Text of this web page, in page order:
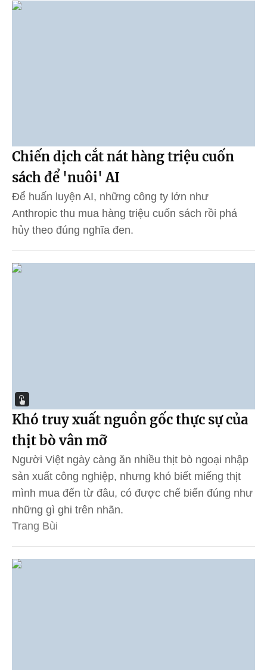
Chiến dịch cắt nát hàng triệu cuốn
sách để 'nuôi' AI
Để huấn luyện AI, những công ty lớn như
Anthropic thu mua hàng triệu cuốn sách rồi phá
hủy theo đúng nghĩa đen.
Khó truy xuất nguồn gốc thực sự của
thịt bò vân mỡ
Người Việt ngày càng ăn nhiều thịt bò ngoại nhập
sản xuất công nghiệp, nhưng khó biết miếng thịt
mình mua đến từ đâu, có được chế biến đúng như
những gì ghi trên nhãn.
Trang Bùi